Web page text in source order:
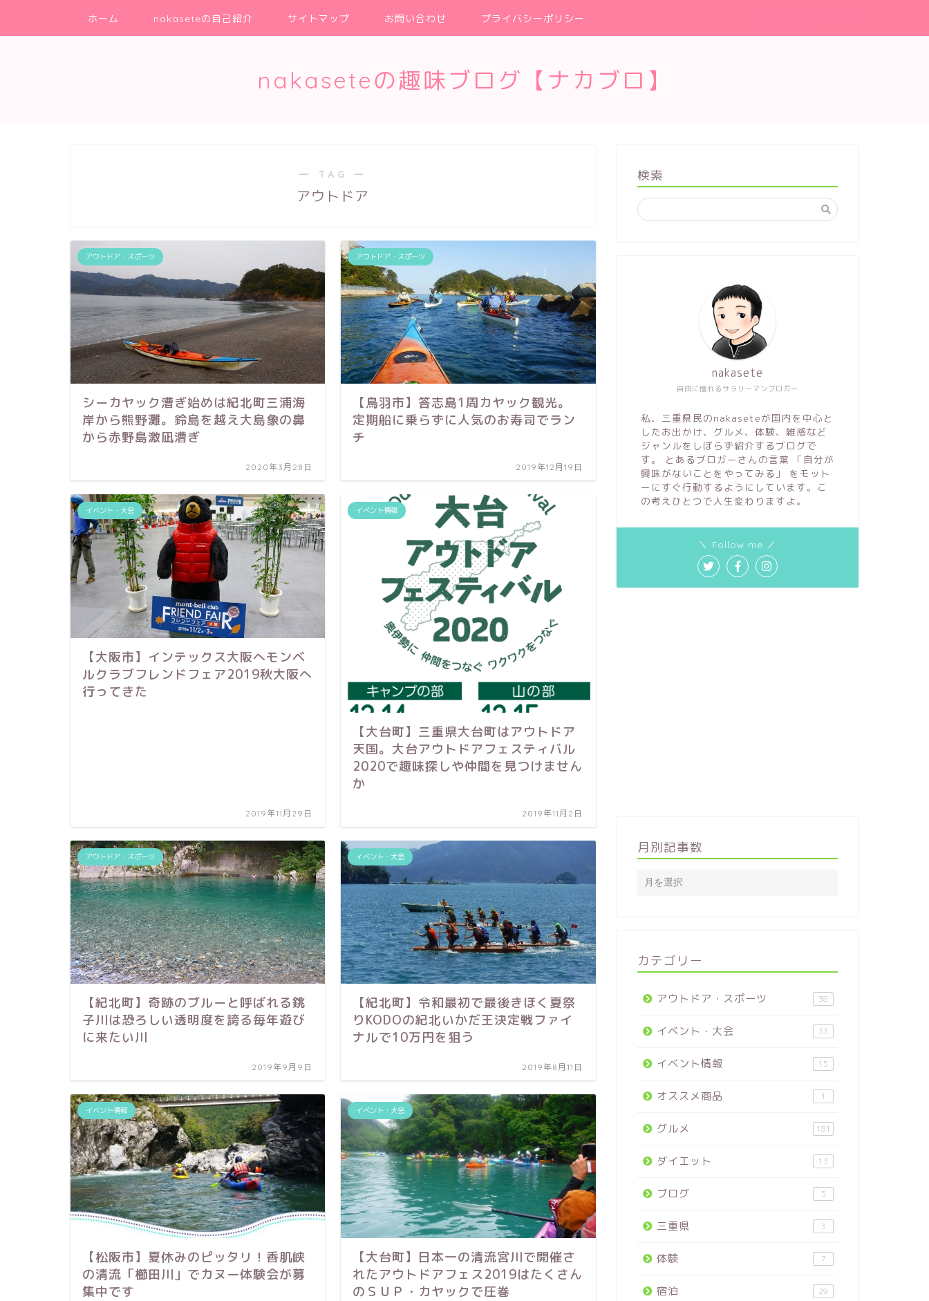
ホーム nakaseteの自己紹介 サイトマップ お問い合わせ プライバシーポリシー
nakaseteの趣味ブログ【ナカブロ】
― TAG ―
アウトドア
アウトドア・スポーツ
シーカヤック漕ぎ始めは紀北町三浦海
岸から熊野灘。鈴島を越え大島象の鼻
から赤野島激凪漕ぎ
2020年3月28日
アウトドア・スポーツ
【鳥羽市】答志島1周カヤック観光。
定期船に乗らずに人気のお寿司でラン
チ
2019年12月19日
イベント・大会
【大阪市】インテックス大阪へモンベ
ルクラブフレンドフェア2019秋大阪へ
行ってきた
2019年11月29日
イベント情報
【大台町】三重県大台町はアウトドア
天国。大台アウトドアフェスティバル
2020で趣味探しや仲間を見つけません
か
2019年11月2日
アウトドア・スポーツ
【紀北町】奇跡のブルーと呼ばれる銚
子川は恐ろしい透明度を誇る毎年遊び
に来たい川
2019年9月9日
イベント・大会
【紀北町】令和最初で最後きほく夏祭
りKODOの紀北いかだ王決定戦ファイ
ナルで10万円を狙う
2019年8月11日
イベント情報
【松阪市】夏休みのピッタリ！香肌峡
の清流「櫛田川」でカヌー体験会が募
集中です
イベント・大会
【大台町】日本一の清流宮川で開催さ
れたアウトドアフェス2019はたくさん
のＳＵＰ・カヤックで圧巻
検索
自由に憧れるサラリーマンブロガー
nakasete
私、三重県民のnakaseteが国内を中心と
したお出かけ、グルメ、体験、雑感など
ジャンルをしぼらず紹介するブログで
す。 とあるブロガーさんの言葉 「自分が
興味がないことをやってみる」 をモット
ーにすぐ行動するようにしています。こ
の考えひとつで人生変わりますよ。
＼ Follow me ／
月別記事数
カテゴリー
アウトドア・スポーツ 38
イベント・大会 33
イベント情報 15
オススメ商品 1
グルメ 181
ダイエット 13
ブログ 5
三重県 3
体験 7
宿泊 29